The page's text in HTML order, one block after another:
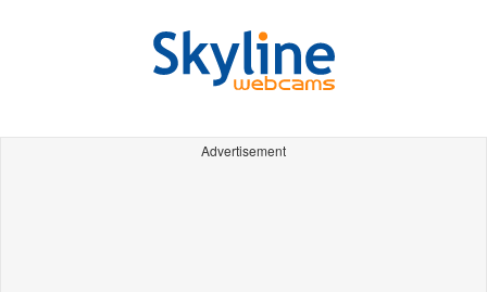
Advertisement